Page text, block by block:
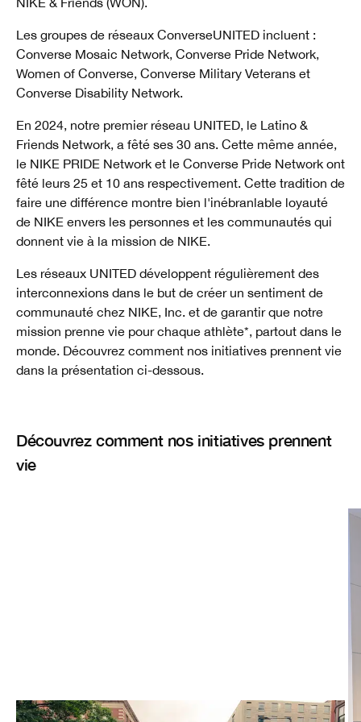
Les groupes de réseaux ConverseUNITED incluent :
Converse Mosaic Network, Converse Pride Network,
Women of Converse, Converse Military Veterans et
Converse Disability Network.
En 2024, notre premier réseau UNITED, le Latino &
Friends Network, a fêté ses 30 ans. Cette même année,
le NIKE PRIDE Network et le Converse Pride Network ont
fêté leurs 25 et 10 ans respectivement. Cette tradition de
faire une différence montre bien l'inébranlable loyauté
de NIKE envers les personnes et les communautés qui
donnent vie à la mission de NIKE.
Les réseaux UNITED développent régulièrement des
interconnexions dans le but de créer un sentiment de
communauté chez NIKE, Inc. et de garantir que notre
mission prenne vie pour chaque athlète*, partout dans le
monde. Découvrez comment nos initiatives prennent vie
dans la présentation ci-dessous.
Découvrez comment nos initiatives prennent
vie